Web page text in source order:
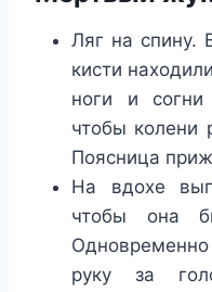
Ляг на спину.
кисти
ноги и
чтобы колени
Поясница
На вдохе
чтобы она
руку за